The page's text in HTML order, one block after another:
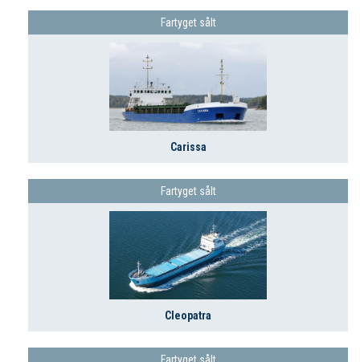
Fartyget sålt
Carissa
Fartyget sålt
Cleopatra